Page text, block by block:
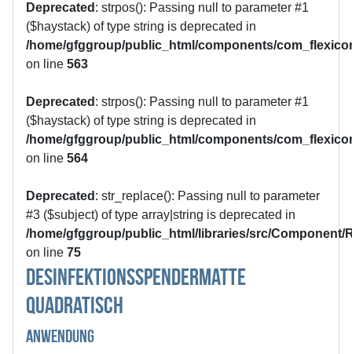
Deprecated : strpos(): Passing null to parameter #1
($haystack) of type string is deprecated in
/home/gfggroup/public_html/components/
on line 563
Deprecated : strpos(): Passing null to parameter #1
($haystack) of type string is deprecated in
/home/gfggroup/public_html/components/
on line 564
Deprecated : str_replace(): Passing null to parameter
#3 ($subject) of type array|string is deprecated in
/home/gfggroup/public_html/libraries/src/Component/
on line 75
Desinfektionsspendermatte
quadratisch
Anwendung